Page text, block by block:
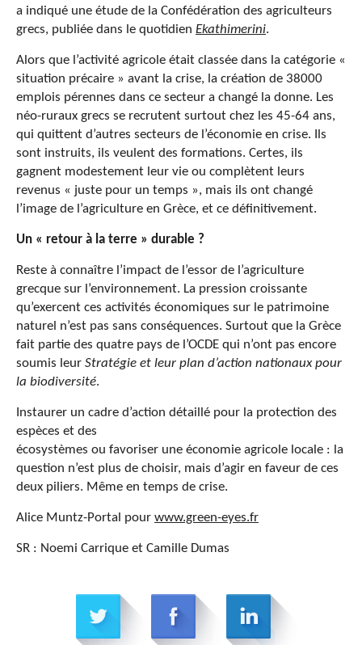
a indiqué une étude de la Confédération des agriculteurs
grecs, publiée dans le quotidien Ekathimerini.
Alors que l’activité agricole était classée dans la catégorie «
situation précaire » avant la crise, la création de 38000
emplois pérennes dans ce secteur a changé la donne. Les
néo-ruraux grecs se recrutent surtout chez les 45-64 ans,
qui quittent d’autres secteurs de l’économie en crise. Ils
sont instruits, ils veulent des formations. Certes, ils
gagnent modestement leur vie ou complètent leurs
revenus « juste pour un temps », mais ils ont changé
l’image de l’agriculture en Grèce, et ce définitivement.
Un « retour à la terre » durable ?
Reste à connaître l’impact de l’essor de l’agriculture
grecque sur l’environnement. La pression croissante
qu’exercent ces activités économiques sur le patrimoine
naturel n’est pas sans conséquences. Surtout que la Grèce
fait partie des quatre pays de l’OCDE qui n’ont pas encore
soumis leur Stratégie et leur plan d’action nationaux pour
la biodiversité.
Instaurer un cadre d’action détaillé pour la protection des
espèces et des
écosystèmes ou favoriser une économie agricole locale : la
question n’est plus de choisir, mais d’agir en faveur de ces
deux piliers. Même en temps de crise.
Alice Muntz-Portal pour www.green-eyes.fr
SR : Noemi Carrique et Camille Dumas